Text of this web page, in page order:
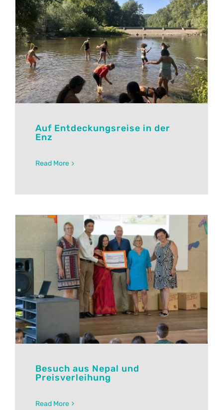
Auf Entdeckungsreise in der
Enz
Read More
Besuch aus Nepal und
Preisverleihung
Read More